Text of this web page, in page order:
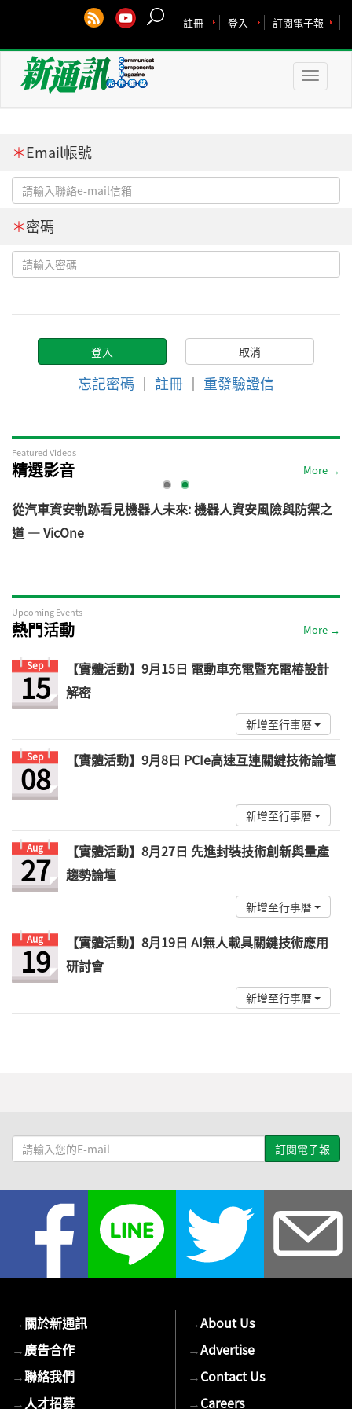
訂閱電子報
登入
註冊
Toggle
＊Email帳號
＊密碼
忘記密碼 ｜ 註冊 ｜ 重發驗證信
Featured Videos
精選影音 More →
從汽車資安軌跡看見機器人未來: 機器人資安風險與防禦之
道 — VicOne
Upcoming Events
熱門活動 More →
Sep
15
【實體活動】9月15日 電動車充電暨充電樁設計
解密
新增至行事曆
Sep
08 【實體活動】9月8日 PCIe高速互連關鍵技術論壇
新增至行事曆
Aug
27
【實體活動】8月27日 先進封裝技術創新與量產
趨勢論壇
新增至行事曆
Aug
19
【實體活動】8月19日 AI無人載具關鍵技術應用
研討會
新增至行事曆
請
輸
→關於新通訊
→廣告合作
→聯絡我們
→人才招募
→About Us
→Advertise
→Contact Us
→Careers